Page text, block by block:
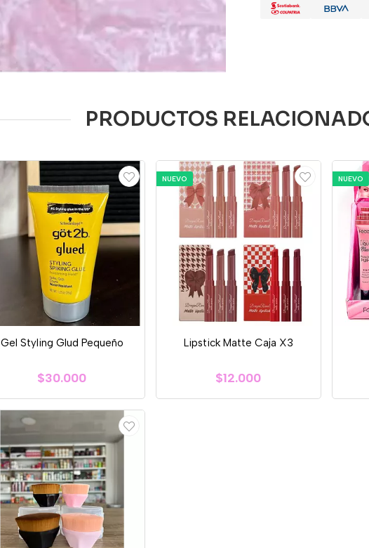
PRODUCTOS
Gel Styling Glud Pequeño
$30.000
NUEVO
Lipstick Matte Caja X3
$12.000
NUEVO